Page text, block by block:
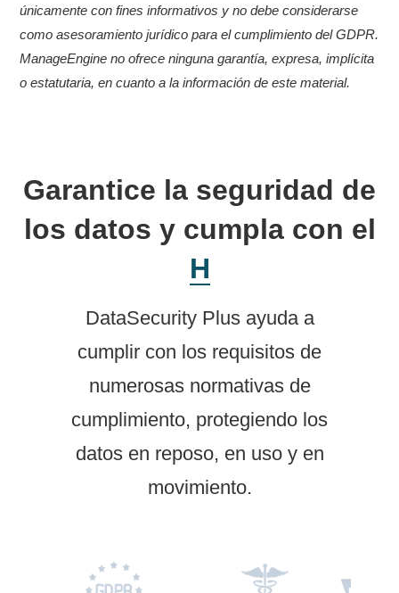
únicamente con fines informativos y no debe considerarse
como asesoramiento jurídico para el cumplimiento del GDPR.
ManageEngine no ofrece ninguna garantía, expresa, implícita
o estatutaria, en cuanto a la información de este material.
Garantice la seguridad de
los datos y cumpla con el
HIPA
DataSecurity Plus ayuda a
cumplir con los requisitos de
numerosas normativas de
cumplimiento, protegiendo los
datos en reposo, en uso y en
movimiento.